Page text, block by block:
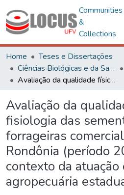
Communities
&
Collections
Home
Teses e Dissertações
Ciências Biológicas e da Saúde
Avaliação da qualidade física e fisiologia das sementes de forrageiras comercializadas em Rondônia (período 2021-2023) no contexto da atuação da fiscalização agropecuária estadual
Avaliação da
fisiologia das
forrageiras
Rondônia (período
contexto da atuação
agropecuária